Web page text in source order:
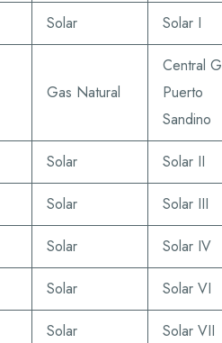
Solar Solar I
Gas Natural
Central
Puerto
Sandino
Solar Solar II
Solar Solar III
Solar Solar IV
Solar Solar VI
Solar Solar VII